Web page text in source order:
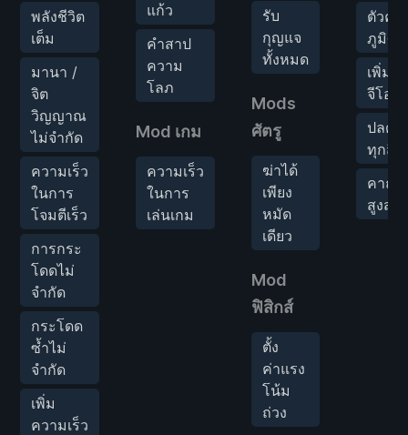
พลังชีวิต
เต็ม
มานา /
จิต
วิญญาณ
ไม่จำกัด
ความเร็ว
ในการ
โจมตีเร็ว
การกระ
โดดไม่
จำกัด
กระโดด
ซ้ำไม่
จำกัด
เพิ่ม
ความเร็ว
แก้ว
คำสาป
ความ
โลภ
Mod เกม
ความเร็ว
ในการ
เล่นเกม
รับ
กุญแจ
ทั้งหมด
Mods
ศัตรู
ฆ่าได้
เพียง
หมัด
เดียว
Mod
ฟิสิกส์
ตั้ง
ค่าแรง
โน้ม
ถ่วง
ตัวคูณ
ภูมิศา
เพิ่ม
จีโอ
ปลดล็
ทุกสิ่ง
คาถา
สูงสุด